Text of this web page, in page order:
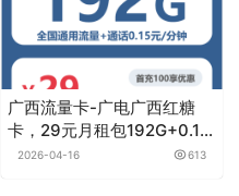
2025-05-23 上午12:23